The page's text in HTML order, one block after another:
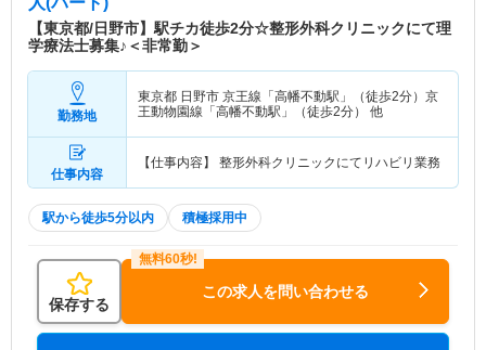
【東京都/日野市】駅チカ徒歩2分☆整形外科クリニックにて理
学療法士募集♪＜非常勤＞
勤務地
東京都 日野市 京王線「高幡不動駅」（徒歩2分）京
王動物園線「高幡不動駅」（徒歩2分） 他
仕事内容
【仕事内容】 整形外科クリニックにてリハビリ業務
駅から徒歩5分以内 積極採用中
保存する
この求人を問い合わせる